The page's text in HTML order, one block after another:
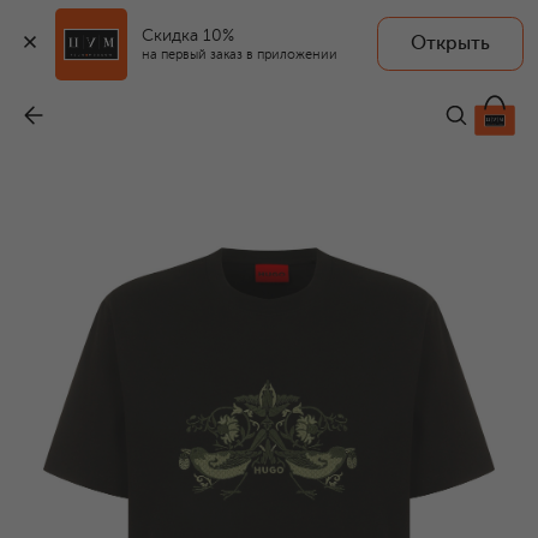
Скидка 10%
на первый заказ в приложении
Открыть
7 665 ₽